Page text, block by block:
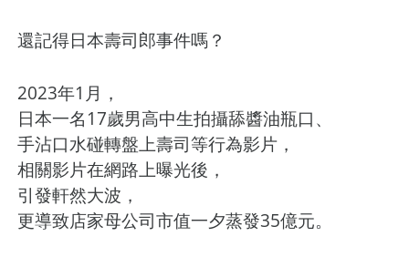
還記得日本壽司郎事件嗎？
2023年1月，
日本一名17歲男高中生拍攝舔醬油瓶口、
手沾口水碰轉盤上壽司等行為影片，
相關影片在網路上曝光後，
引發軒然大波，
更導致店家母公司市值一夕蒸發35億元。